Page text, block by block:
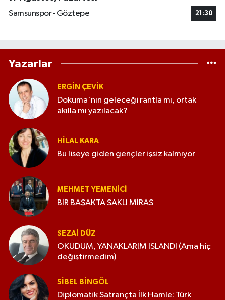
Samsunspor - Göztepe
21:30
Yazarlar
ERGIN ÇEVİK
Dokuma'nın geleceği rantla mı, ortak
akılla mı yazılacak?
HILAL KARA
Bu liseye giden gençler işsiz kalmıyor
MEHMET YEMENICI
BİR BAŞAKTA SAKLI MİRAS
SEZAI DÜZ
OKUDUM, YANAKLARIM ISLANDI (Ama hiç
değiştirmedim)
SIBEL BINGÖL
Diplomatik Satrançta İlk Hamle: Türk